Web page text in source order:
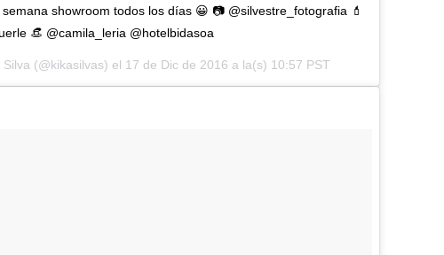
showroom todos los días 😀 📷 @silvestre_fotografia 💄
👒 @camila_leria @hotelbidasoa
(@kikasilvas) el 17 de Dic de 2016 a la(s) 10:57 PST